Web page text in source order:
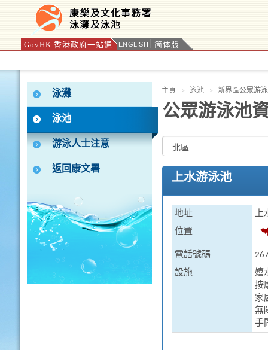
GovHK 香港政府一站通 ENGLISH 简体版
按“Tab”進入菜單
泳灘
泳池
游泳人士注意
返回康文署
主頁 泳池 新界區公眾游
公眾游泳池
上水游泳池
地址
上
位置
電話號碼
設施
嬉
按
家
無
手